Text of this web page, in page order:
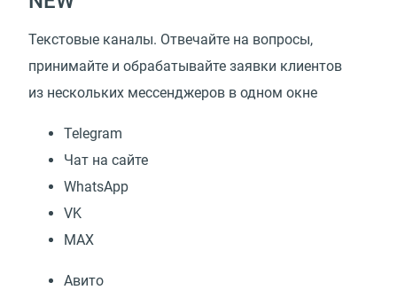
Текстовые каналы. Отвечайте на вопросы,
принимайте и обрабатывайте заявки клиентов
из нескольких мессенджеров в одном окне
Telegram
Чат на сайте
WhatsApp
VK
МАХ
Авито